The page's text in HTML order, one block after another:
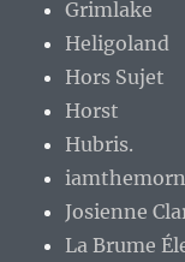
Grimlake
Heligoland
Hors Sujet
Horst
Hubris.
Josienne
La Brume